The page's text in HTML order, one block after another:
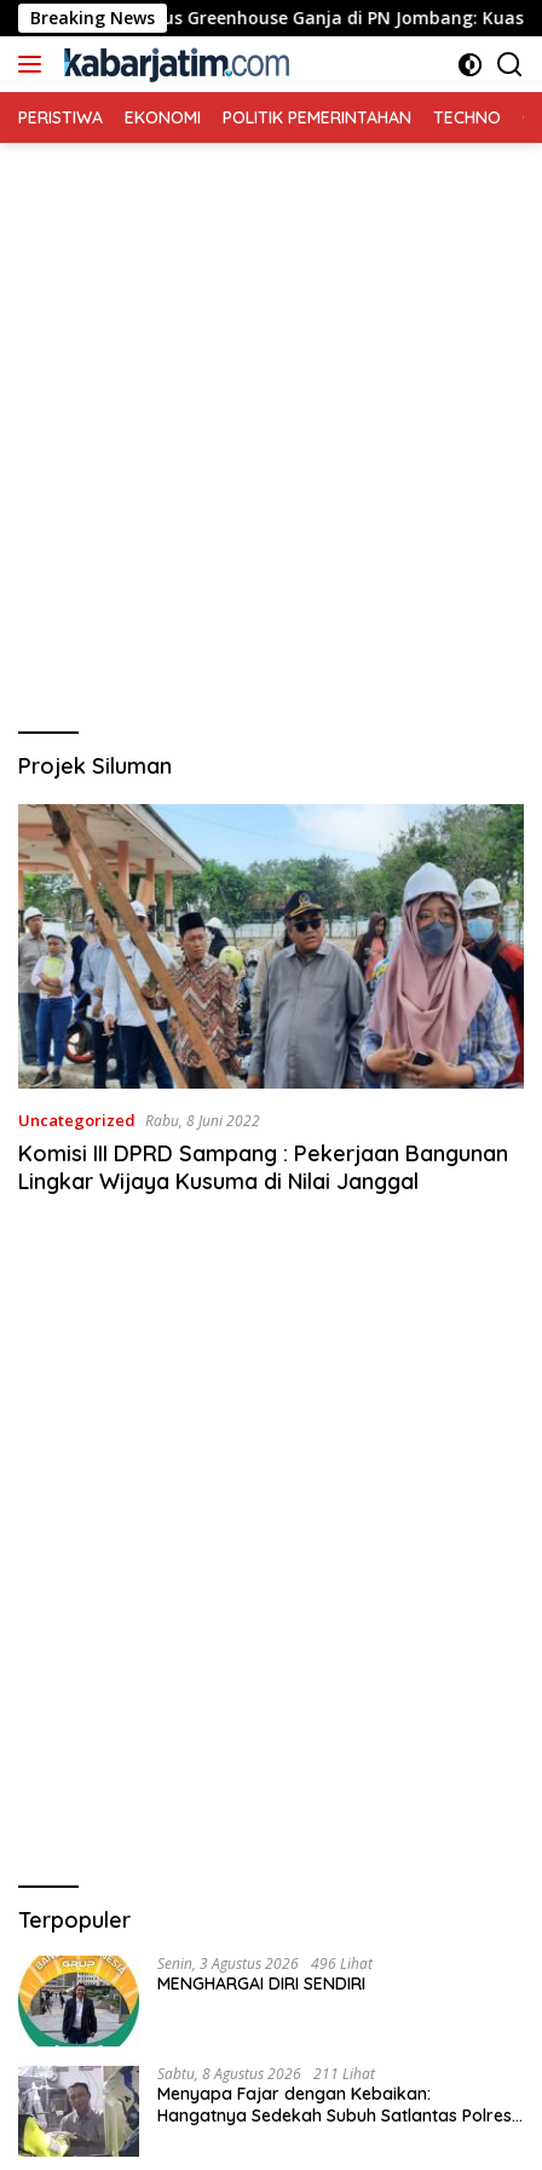
Langsung
ke
konten
Breaking News
Pledoi Kasus Greenhouse Ganja di PN Jombang: Kuasa
PERISTIWA EKONOMI POLITIK PEMERINTAHAN TECHNO
Projek Siluman
Uncategorized Rabu, 8 Juni 2022
Komisi III DPRD Sampang : Pekerjaan Bangunan
Lingkar Wijaya Kusuma di Nilai Janggal
Terpopuler
Senin, 3 Agustus 2026 496 Lihat
MENGHARGAI DIRI SENDIRI
Sabtu, 8 Agustus 2026 211 Lihat
Menyapa Fajar dengan Kebaikan:
Hangatnya Sedekah Subuh Satlantas Polres